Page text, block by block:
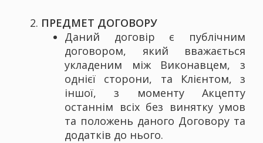
ПРЕДМЕТ ДОГОВОРУ
Даний договір є публічним
договором, який вважається
укладеним між Виконавцем, з
однієї сторони, та Клієнтом, з
іншої, з моменту Акцепту
останнім всіх без винятку умов
та положень даного Договору та
додатків до нього.